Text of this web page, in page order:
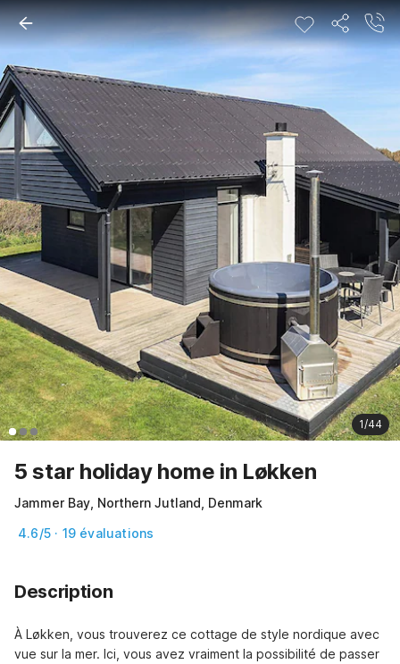
1/44
5 star holiday home in Løkken
Jammer Bay, Northern Jutland, Denmark
4.6/5 · 19 évaluations
Description
À Løkken, vous trouverez ce cottage de style nordique avec
vue sur la mer. Ici, vous avez vraiment la possibilité de passer